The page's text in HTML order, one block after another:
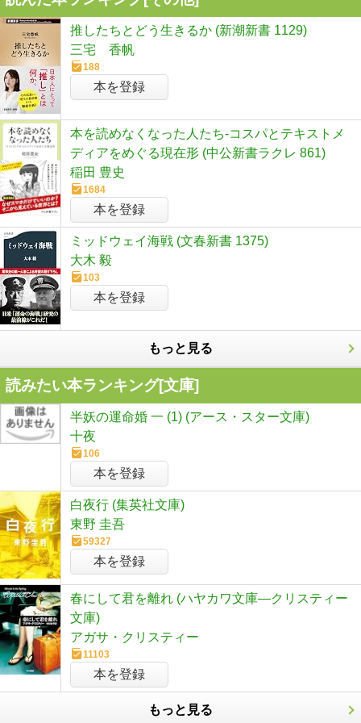
推したちとどう生きるか (新潮新書 1129)
三宅 香帆
188
本を登録
本を読めなくなった人たち-コスパとテキストメ
ディアをめぐる現在形 (中公新書ラクレ 861)
稲田 豊史
1684
本を登録
ミッドウェイ海戦 (文春新書 1375)
大木 毅
103
本を登録
もっと見る
読みたい本ランキング[文庫]
半妖の運命婚 一 (1) (アース・スター文庫)
十夜
106
本を登録
白夜行 (集英社文庫)
東野 圭吾
59327
本を登録
春にして君を離れ (ハヤカワ文庫―クリスティー
文庫)
アガサ・クリスティー
11103
本を登録
もっと見る